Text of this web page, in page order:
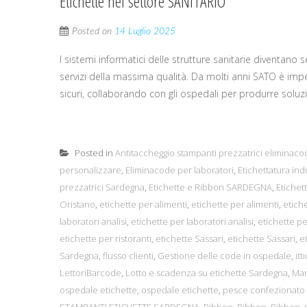
Posted on 14 Luglio 2025
I sistemi informatici delle strutture sanitarie diventano
servizi della massima qualità. Da molti anni SATO è
sicuri, collaborando con gli ospedali per produrre
Posted in Antitaccheggio stampanti prezzatrici
personalizzare, Eliminacode per laboratori, Etichettatura
prezzatrici Sardegna, Etichette e Ribbon SARDEGNA,
Oristano, etichette per alimenti, etichette per alimenti,
laboratori analisi, etichette per laboratori analisi, etichette
etichette per ristoranti, etichette Sassari, etichette Sassari,
Sardegna, flusso clienti, Gestione delle code in ospedale,
LettoriBarcode, Lotto e scadenza su etichette Sardegna,
ospedale etichette, ospedale etichette, pesce